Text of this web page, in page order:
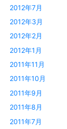
2012年7月
2012年3月
2012年2月
2012年1月
2011年11月
2011年10月
2011年9月
2011年8月
2011年7月